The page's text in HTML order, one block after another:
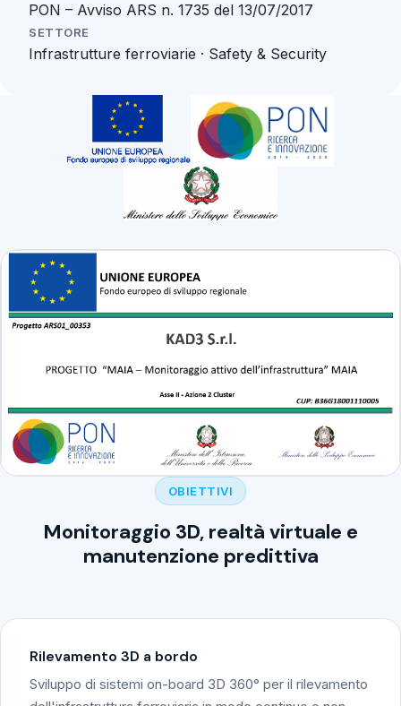
PON – Avviso ARS n. 1735 del 13/07/2017
SETTORE
Infrastrutture ferroviarie · Safety & Security
OBIETTIVI
Monitoraggio 3D, realtà virtuale e
manutenzione predittiva
Rilevamento 3D a bordo
Sviluppo di sistemi on-board 3D 360° per il rilevamento